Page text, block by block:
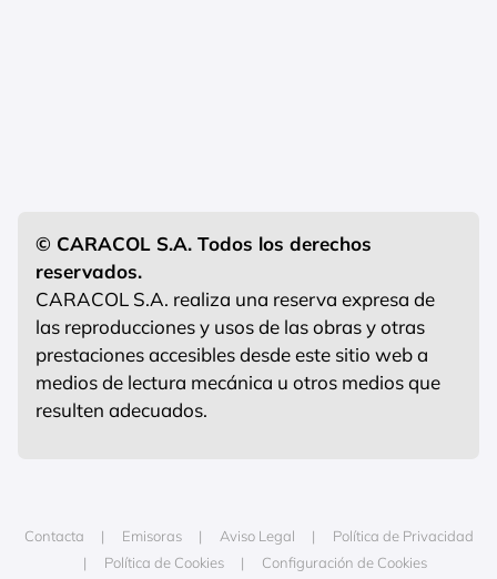
© CARACOL S.A. Todos los derechos
reservados.
CARACOL S.A. realiza una reserva expresa de
las reproducciones y usos de las obras y otras
prestaciones accesibles desde este sitio web a
medios de lectura mecánica u otros medios que
resulten adecuados.
Contacta Emisoras Aviso Legal
Política de Privacidad
Política de Cookies
Configuración de Cookies